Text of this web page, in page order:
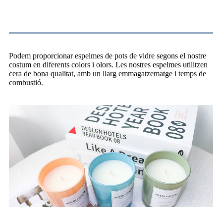
Podem proporcionar espelmes de pots de vidre segons el nostre
costum en diferents colors i olors. Les nostres espelmes utilitzen
cera de bona qualitat, amb un llarg emmagatzematge i temps de
combustió.